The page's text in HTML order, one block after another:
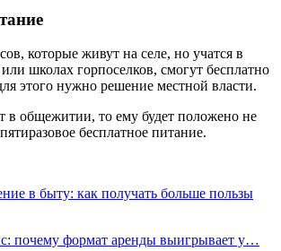
которые живут на селе, но учатся в
школах горпоселков, смогут бесплатно
этого нужно решение местной власти.
в общежитии, то ему будет положено не
бесплатное питание.
в быту: как получать больше пользы
почему формат аренды выигрывает у…